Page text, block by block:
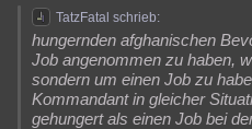
Natur Umfragen
weitere Rubriken
Philosophie Träume Orte
TatzFatal schrieb:
hungernden afghanischen
Job angenommen zu haben,
sondern um einen Job zu
Kommandant in gleicher
gehungert als einen Job bei